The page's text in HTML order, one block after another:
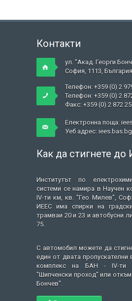
Контакти
ул. "Акад. Георги
София, 1113, България
Телефон: +359 (0) 2
Телефон: +359 (0) 2
Факс: +359 (0) 2 872
Електронна поща:
Уеб адрес:iees.bas.bg
Как да стигнете до
Институтът по
системи се намира в Научен
IV-ти км, кв. "Гео Милев",
ИЕЕС има спирки на
трамваи 20 и 23 и автобусни
75.
С автомобил можете да
един от двата пропускателни
комплекс на БАН - IV-ти
"Шипченски проход" или откъм
Бончев".